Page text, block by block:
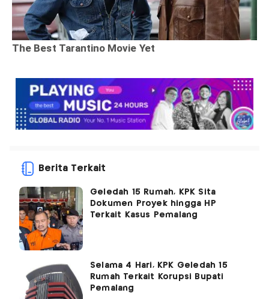
Berita Terkait
Geledah 15 Rumah, KPK Sita
Dokumen Proyek hingga HP
Terkait Kasus Pemalang
Selama 4 Hari, KPK Geledah 15
Rumah Terkait Korupsi Bupati
Pemalang